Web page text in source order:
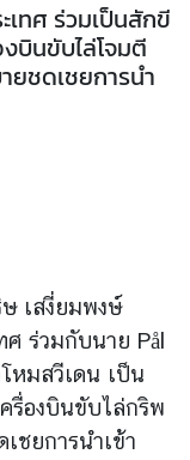
เทศ ร่วมเป็นสักขี
นขับไล่โจมตี
ยชดเชยการนำ
เสงี่ยมพงษ์
ศ ร่วมกับนาย Pål
หมสวีเดน เป็น
รื่องบินขับไล่กริพ
ชยการนำเข้า